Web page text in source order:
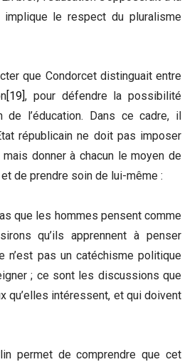
implique le respect du pluralisme
que Condorcet distinguait entre
[19], pour défendre la possibilité
de l’éducation. Dans ce cadre, il
républicain ne doit pas imposer
donner à chacun le moyen de
de prendre soin de lui-même :
que les hommes pensent comme
qu’ils apprennent à penser
n’est pas un catéchisme politique
; ce sont les discussions que
qu’elles intéressent, et qui doivent
permet de comprendre que cet